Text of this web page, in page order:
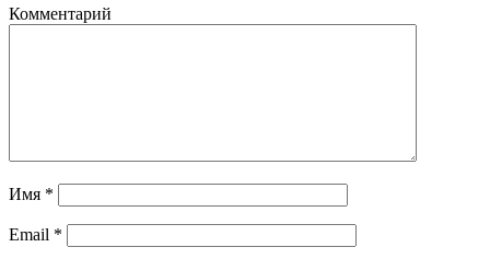
Комментарий
Имя *
Email *